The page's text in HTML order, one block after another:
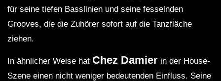
für seine tiefen Basslinien und seine fesselnden
Grooves, die die Zuhörer sofort auf die Tanzfläche
ziehen.
In ähnlicher Weise hat Chez Damier in der House-
Szene einen nicht weniger bedeutenden Einfluss. Seine